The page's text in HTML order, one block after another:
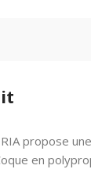
propose
en